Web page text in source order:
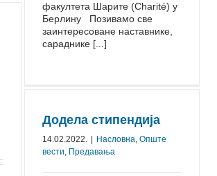
факултета Шарите (Charité) у
Берлину Позивамо све
заинтересоване наставнике,
сараднике [...]
Додела стипендија
14.02.2022. Насловна, Опште
вести, Предавања